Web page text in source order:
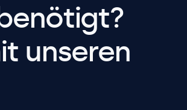
unseren